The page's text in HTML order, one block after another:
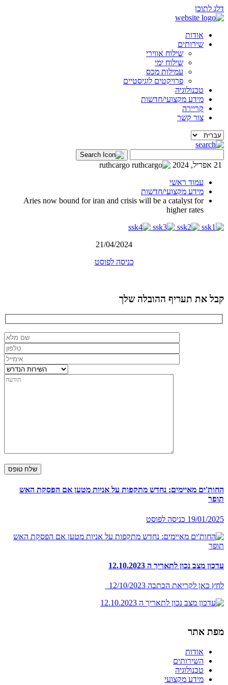
דלג לתוכן
אודות
שירותים
שילוח אווירי
שילוח ימי
עמילות מכס
פרויקטים לוגיסטיים
טכנולוגיה
מידע מקצועי/חדשות
קריירה
צור קשר
עמוד ראשי
מידע מקצועי/חדשות
Aries now bound for iran and crisis will be a catalyst for
higher rates
21/04/2024
כניסה לפוסט
קבל את תעריף ההובלה שלך
החות'ים מאיימים: נחדש מתקפות על אניות מטען אם הפסקת האש
תופר
19/01/2025 כניסה לפוסט
עדכון מצב נכון לתאריך ה 12.10.2023
לחץ כאן לקריאת הכתבה 12/10/2023
מפת אתר
אודות
השירותים
טכנולוגיה
מידע מקצועי